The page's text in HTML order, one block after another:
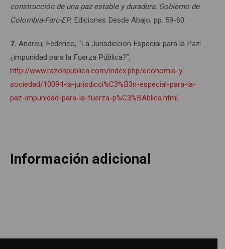
construcción de una paz estable y duradera, Gobierno de
Colombia-Farc-EP, Ediciones Desde Abajo, pp. 59-60.
7. Andreu, Federico, “La Jurisdicción Especial para la Paz:
¿impunidad para la Fuerza Pública?”,
http://www.razonpublica.com/index.php/economia-y-
sociedad/10094-la-jurisdicci%C3%B3n-especial-para-la-
paz-impunidad-para-la-fuerza-p%C3%BAblica.html.
Información adicional